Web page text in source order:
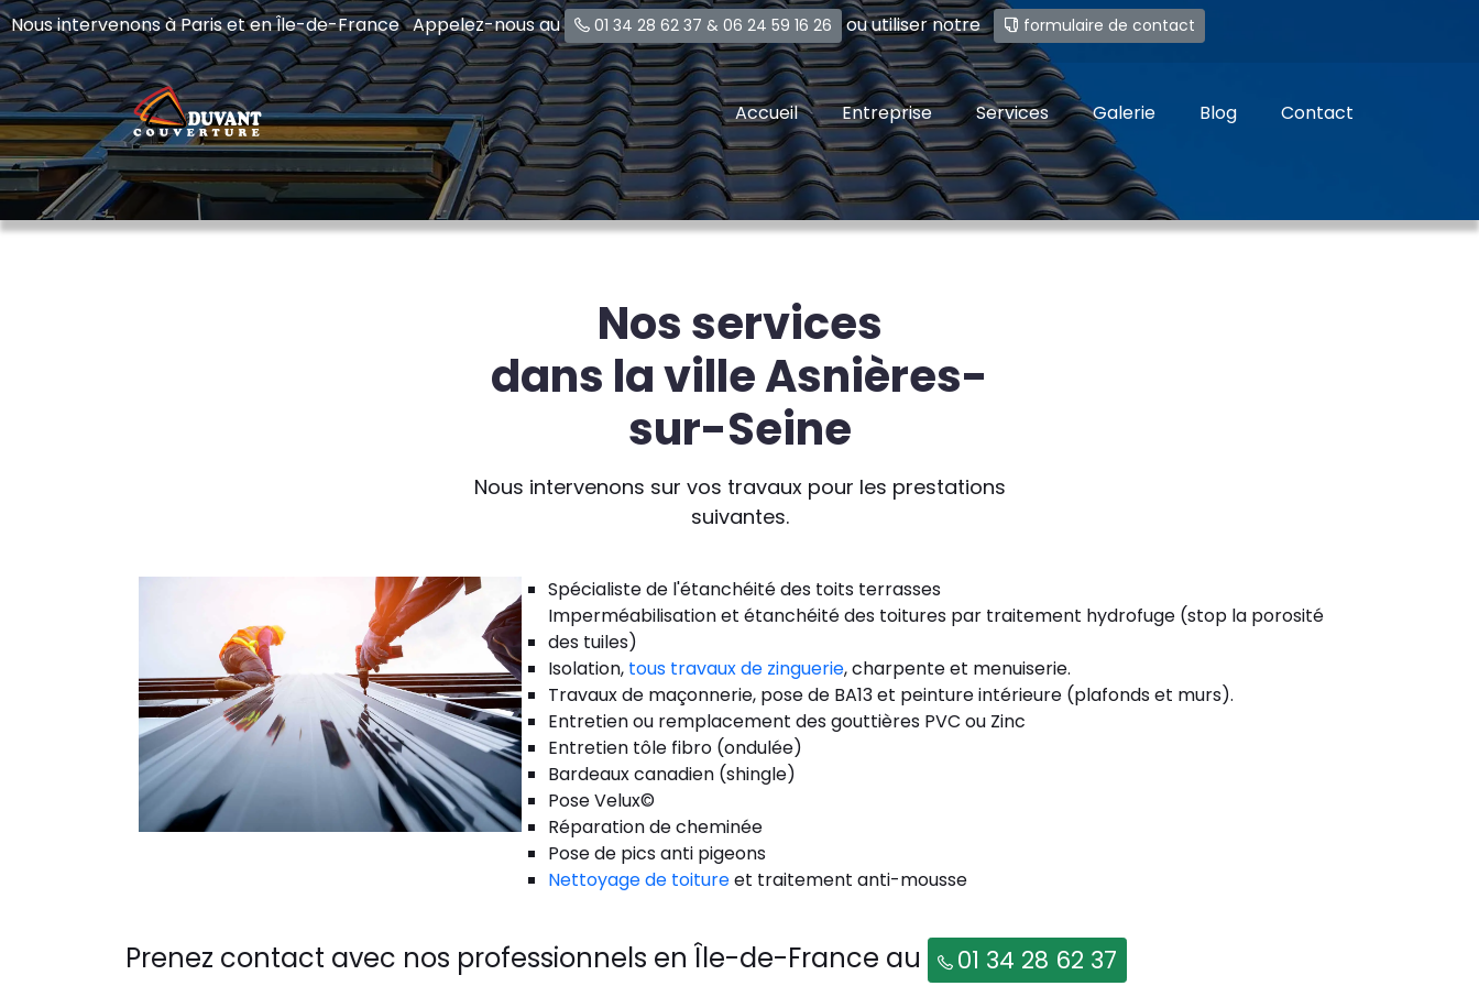
Nous intervenons à Paris et en Île-de-France Appelez-nous au 01 34 28 62 37 & 06 24 59 16 26 ou utiliser notre formulaire de contact
Accueil Entreprise Services Galerie Blog Contact
Nos services
dans la ville Asnières-
sur-Seine
Nous intervenons sur vos travaux pour les prestations
suivantes.
Spécialiste de l'étanchéité des toits terrasses
Imperméabilisation et étanchéité des toitures par traitement hydrofuge (stop la porosité
des tuiles)
Isolation, tous travaux de zinguerie, charpente et menuiserie.
Travaux de maçonnerie, pose de BA13 et peinture intérieure (plafonds et murs).
Entretien ou remplacement des gouttières PVC ou Zinc
Entretien tôle fibro (ondulée)
Bardeaux canadien (shingle)
Pose Velux©
Réparation de cheminée
Pose de pics anti pigeons
Nettoyage de toitureet traitement anti-mousse
Prenez contact avec nos professionnels en Île-de-France au 01 34 28 62 37